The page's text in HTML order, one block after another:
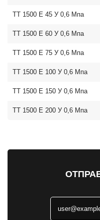
ТТ 1500 E 45 У 0,6 Мпа
ТТ 1500 E 60 У 0,6 Мпа
ТТ 1500 E 75 У 0,6 Мпа
ТТ 1500 E 100 У 0,6 Мпа
ТТ 1500 E 150 У 0,6 Мпа
ТТ 1500 E 200 У 0,6 Мпа